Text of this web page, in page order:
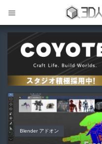
Unity アセット
Blender アドオン
メイキング
Blender アドオン
Blender アドオン